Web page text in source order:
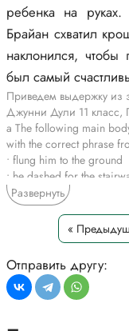
ребенка на
Брайан схватил
наклонился, чтобы
был самый
Приведем выдержку из
Джунни Дули 11 класс,
a The following main
with the correct phrase
• flung him to the ground
• he dashed for the
• rushed out of the house
• the police sirens wailing
"I'm calling from the
didn't wait for the nurse
of the house without
the next few minutes, he
police sirens wailing
He jumped out of his
Развернуть
«
Отправить другу: